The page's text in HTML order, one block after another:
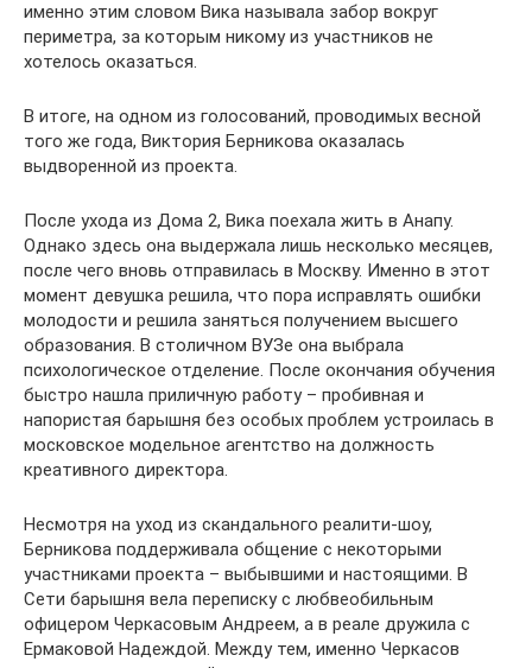
именно этим словом Вика называла забор вокруг
периметра, за которым никому из участников не
хотелось оказаться.
В итоге, на одном из голосований, проводимых весной
того же года, Виктория Берникова оказалась
выдворенной из проекта.
После ухода из Дома 2, Вика поехала жить в Анапу.
Однако здесь она выдержала лишь несколько месяцев,
после чего вновь отправилась в Москву. Именно в этот
момент девушка решила, что пора исправлять ошибки
молодости и решила заняться получением высшего
образования. В столичном ВУЗе она выбрала
психологическое отделение. После окончания обучения
быстро нашла приличную работу – пробивная и
напористая барышня без особых проблем устроилась в
московское модельное агентство на должность
креативного директора.
Несмотря на уход из скандального реалити-шоу,
Берникова поддерживала общение с некоторыми
участниками проекта – выбывшими и настоящими. В
Сети барышня вела переписку с любвеобильным
офицером Черкасовым Андреем, а в реале дружила с
Ермаковой Надеждой. Между тем, именно Черкасов